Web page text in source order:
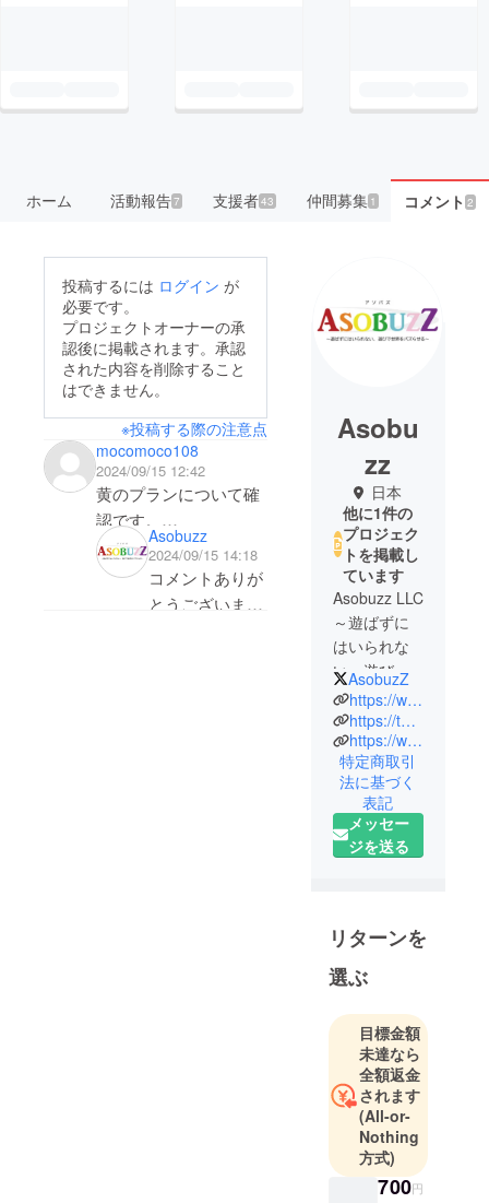
ホーム 活動報告7 支援者43 仲間募集 1 コメント 2
投稿するには ログイン が
必要です。
プロジェクトオーナーの承
認後に掲載されます。承認
された内容を削除すること
はできません。
※投稿する際の注意点
mocomoco108
2024/09/15 12:42
黄のプランについて確
認です。
リターンの説明に『皆
さまの声援にお応えし
てCF限定壁紙に加えて
Asobuzz
2024/09/15 14:18
コメントありが
とうございま
Asobu
zz
日本
他に1件の
プロジェク
トを掲載し
ています
Asobuzz LLC
～遊ばずに
はいられな
い、遊びで
世界をバズ
らせる～
AsobuzZ
https://www.asobuzz.net/
https://twitter.com/7shadesofseven
https://www.instagram.com/7shades_of_seven/
特定商取引
法に基づく
表記
メッセー
ジを送る
リターンを
選ぶ
目標金額
未達なら
全額返金
されます
(All-or-
Nothing
方式)
700円